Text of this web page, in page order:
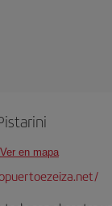
Ver en mapa